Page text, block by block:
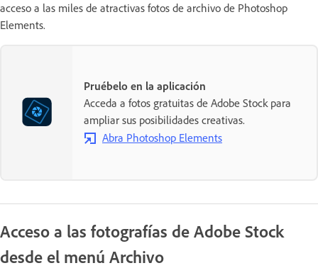
acceso a las miles de atractivas fotos de archivo de Photoshop
Elements.
Pruébelo en la aplicación
Acceda a fotos gratuitas de Adobe Stock para
ampliar sus posibilidades creativas.
Abra Photoshop Elements
Acceso a las fotografías de Adobe Stock
desde el menú Archivo